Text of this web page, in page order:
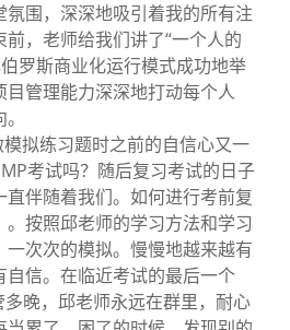
围，深深地吸引着我的所有注
，老师给我们讲了“一个人的
罗斯商业化运行模式成功地举
管理能力深深地打动每个人
拟练习题时之前的自信心又一
考试吗？随后复习考试的日子
直伴随着我们。如何进行考前复
。按照邱老师的学习方法和学习
次次的模拟。慢慢地越来越有
自信。在临近考试的最后一个
晚，邱老师永远在群里，耐心